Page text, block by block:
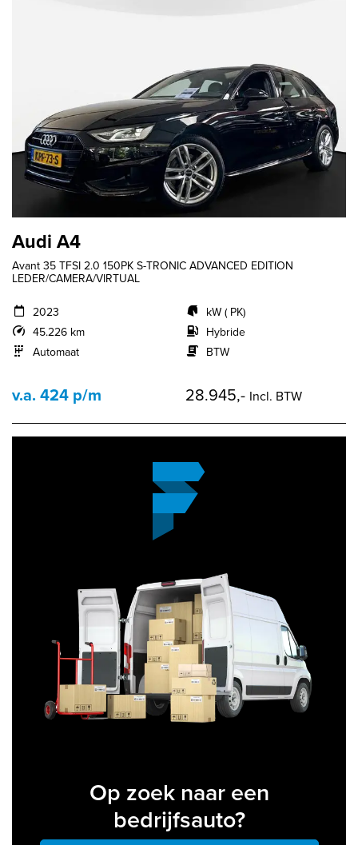
Audi A4
Avant 35 TFSI 2.0 150PK S-TRONIC ADVANCED EDITION
LEDER/CAMERA/VIRTUAL
2023
45.226 km
Automaat
kW ( PK)
Hybride
BTW
v.a. 424 p/m 28.945,- Incl. BTW
Op zoek naar een
bedrijfsauto?